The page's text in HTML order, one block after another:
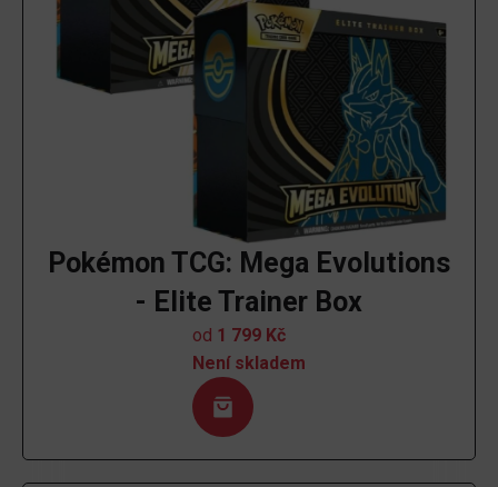
Pokémon TCG: Mega Evolutions
- Elite Trainer Box
od 1 799 Kč
Není skladem